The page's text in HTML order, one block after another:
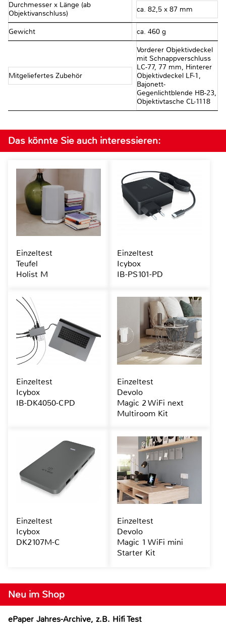
Durchmesser x Länge (ab
Objektivanschluss)
ca. 82,5 x 87 mm
Gewicht ca. 460 g
Mitgeliefertes Zubehör
Vorderer Objektivdeckel
mit Schnappverschluss
LC-77, 77 mm, Hinterer
Objektivdeckel LF-1,
Bajonett-
Gegenlichtblende HB-23,
Objektivtasche CL-1118
Neu im Shop
ePaper Jahres-Archive, z.B. Hifi Test
Das könnte Sie auch interessieren:
Einzeltest
Teufel
Holist M
Einzeltest
Icybox
IB-PS101-PD
Einzeltest
Icybox
IB-DK4050-CPD
Einzeltest
Devolo
Magic 2 WiFi next
Multiroom Kit
Einzeltest
Icybox
DK2107M-C
Einzeltest
Devolo
Magic 1 WiFi mini
Starter Kit